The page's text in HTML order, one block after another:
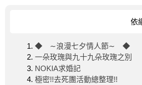
依
◆ ∼浪漫七夕情人節∼ ◆
一朵玫瑰與九十九朵玫瑰之別
NOKIA求婚記
極密!!去死團活動總整理!!